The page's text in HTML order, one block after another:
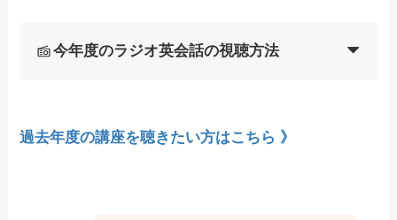
今年度のラジオ英会話の視聴方法
過去年度の講座を聴きたい方はこちら 》